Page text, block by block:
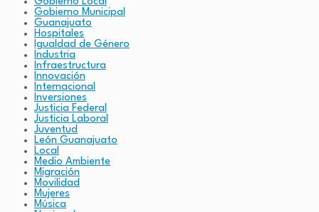
Gobierno Municipal
Guanajuato
Hospitales
Igualdad de Género
Industria
Infraestructura
Innovación
Internacional
Inversiones
Justicia Federal
Justicia Laboral
Juventud
León Guanajuato
Local
Medio Ambiente
Migración
Movilidad
Mujeres
Música